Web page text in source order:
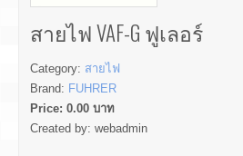
สายไฟ VAF-G ฟูเลอร์
Category: สายไฟ
Brand: FUHRER
Price: 0.00 บาท
Created by: webadmin